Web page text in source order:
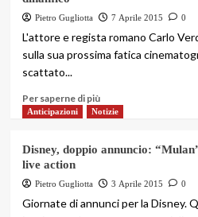
Pietro Gugliotta 7 Aprile 2015 0
L'attore e regista romano Carlo
sulla sua prossima fatica
scattato...
Per saperne di più
Anticipazioni Notizie
Disney, doppio annuncio:
live action
Pietro Gugliotta 3 Aprile 2015 0
Giornate di annunci per la Disney.